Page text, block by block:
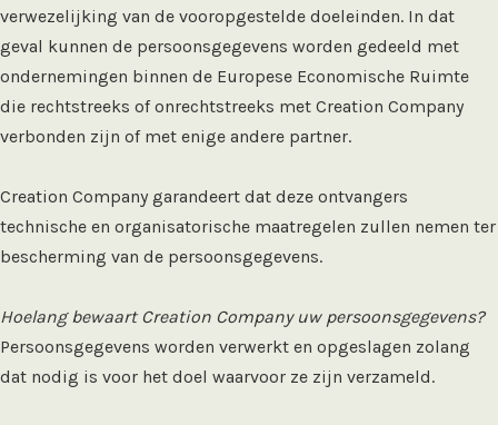
verwezelijking van de vooropgestelde doeleinden. In dat
geval kunnen de persoonsgegevens worden gedeeld met
ondernemingen binnen de Europese Economische Ruimte
die rechtstreeks of onrechtstreeks met Creation Company
verbonden zijn of met enige andere partner.
Creation Company garandeert dat deze ontvangers
technische en organisatorische maatregelen zullen nemen ter
bescherming van de persoonsgegevens.
Hoelang bewaart Creation Company uw persoonsgegevens?
Persoonsgegevens worden verwerkt en opgeslagen zolang
dat nodig is voor het doel waarvoor ze zijn verzameld.